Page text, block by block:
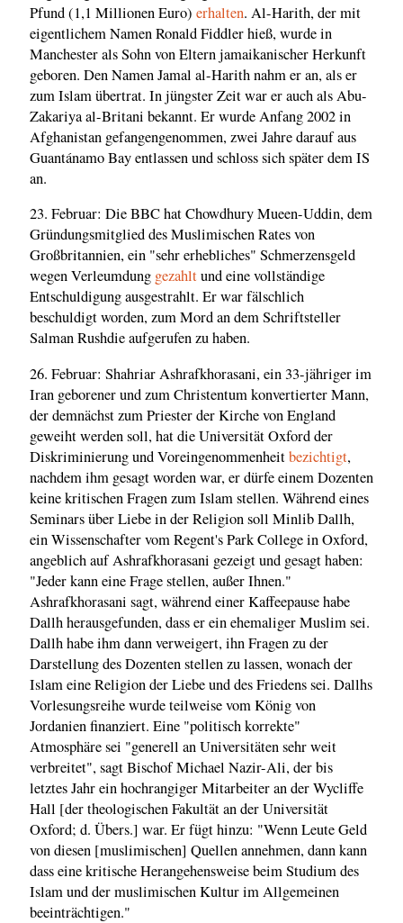
Pfund (1,1 Millionen Euro) erhalten. Al-Harith, der mit
eigentlichem Namen Ronald Fiddler hieß, wurde in
Manchester als Sohn von Eltern jamaikanischer Herkunft
geboren. Den Namen Jamal al-Harith nahm er an, als er
zum Islam übertrat. In jüngster Zeit war er auch als Abu-
Zakariya al-Britani bekannt. Er wurde Anfang 2002 in
Afghanistan gefangengenommen, zwei Jahre darauf aus
Guantánamo Bay entlassen und schloss sich später dem IS
an.
23. Februar: Die BBC hat Chowdhury Mueen-Uddin, dem
Gründungsmitglied des Muslimischen Rates von
Großbritannien, ein "sehr erhebliches" Schmerzensgeld
wegen Verleumdung gezahltund eine vollständige
Entschuldigung ausgestrahlt. Er war fälschlich
beschuldigt worden, zum Mord an dem Schriftsteller
Salman Rushdie aufgerufen zu haben.
26. Februar: Shahriar Ashrafkhorasani, ein 33-jähriger im
Iran geborener und zum Christentum konvertierter Mann,
der demnächst zum Priester der Kirche von England
geweiht werden soll, hat die Universität Oxford der
Diskriminierung und Voreingenommenheitbezichtigt,
nachdem ihm gesagt worden war, er dürfe einem Dozenten
keine kritischen Fragen zum Islam stellen. Während eines
Seminars über Liebe in der Religion soll Minlib Dallh,
ein Wissenschafter vom Regent's Park College in Oxford,
angeblich auf Ashrafkhorasani gezeigt und gesagt haben:
"Jeder kann eine Frage stellen, außer Ihnen."
Ashrafkhorasani sagt, während einer Kaffeepause habe
Dallh herausgefunden, dass er ein ehemaliger Muslim sei.
Dallh habe ihm dann verweigert, ihn Fragen zu der
Darstellung des Dozenten stellen zu lassen, wonach der
Islam eine Religion der Liebe und des Friedens sei. Dallhs
Vorlesungsreihe wurde teilweise vom König von
Jordanien finanziert. Eine "politisch korrekte"
Atmosphäre sei "generell an Universitäten sehr weit
verbreitet", sagt Bischof Michael Nazir-Ali, der bis
letztes Jahr ein hochrangiger Mitarbeiter an der Wycliffe
Hall [der theologischen Fakultät an der Universität
Oxford; d. Übers.] war. Er fügt hinzu: "Wenn Leute Geld
von diesen [muslimischen] Quellen annehmen, dann kann
dass eine kritische Herangehensweise beim Studium des
Islam und der muslimischen Kultur im Allgemeinen
beeinträchtigen."